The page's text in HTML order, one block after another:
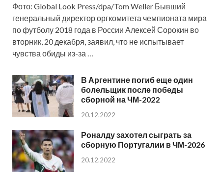
Фото: Global Look Press/dpa/Tom Weller Бывший
генеральный директор оргкомитета чемпионата мира
по футболу 2018 года в России Алексей Сорокин во
вторник, 20 декабря, заявил, что не испытывает
чувства обиды из-за …
В Аргентине погиб еще один
болельщик после победы
сборной на ЧМ-2022
20.12.2022
Роналду захотел сыграть за
сборную Португалии в ЧМ-2026
20.12.2022